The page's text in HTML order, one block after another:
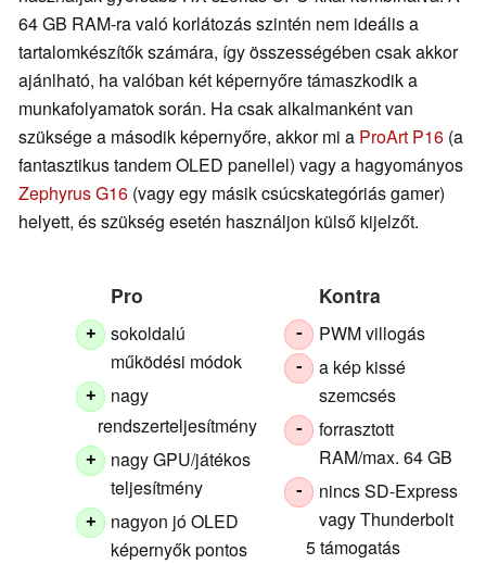
64 GB RAM-ra való korlátozás szintén nem ideális a
tartalomkészítők számára, így összességében csak akkor
ajánlható, ha valóban két képernyőre támaszkodik a
munkafolyamatok során. Ha csak alkalmanként van
szüksége a második képernyőre, akkor mi a ProArt P16 (a
fantasztikus tandem OLED panellel) vagy a hagyományos
Zephyrus G16 (vagy egy másik csúcskategóriás gamer)
helyett, és szükség esetén használjon külső kijelzőt.
Pro
+
sokoldalú
működési módok
+
nagy
rendszerteljesítmény
+
nagy GPU/játékos
teljesítmény
+
nagyon jó OLED
képernyők pontos
Kontra
- PWM villogás
-
a kép kissé
szemcsés
-
forrasztott
RAM/max. 64 GB
-
nincs SD-Express
vagy Thunderbolt
5 támogatás